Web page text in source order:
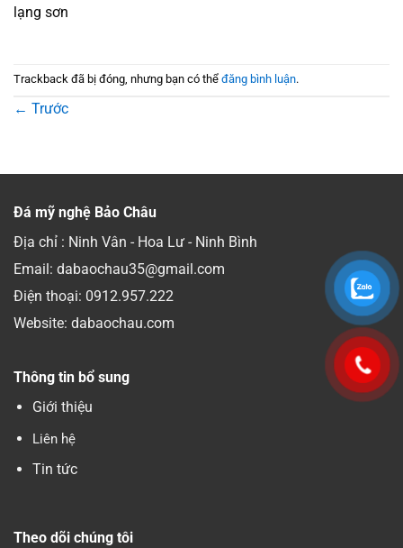
lạng sơn
Trackback đã bị đóng, nhưng bạn có thể đăng bình luận.
← Trước
Đá mỹ nghệ Bảo Châu
Địa chỉ : Ninh Vân - Hoa Lư - Ninh Bình
Email: dabaochau35@gmail.com
Điện thoại: 0912.957.222
Website: dabaochau.com
Thông tin bổ sung
Giới thiệu
Liên hệ
Tin tức
Theo dõi chúng tôi